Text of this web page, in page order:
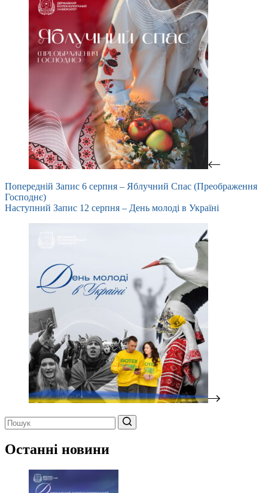
Попередній Запис 6 серпня – Яблучний Спас (Преображення
Господнє)
Наступний Запис 12 серпня – День молоді в Україні
результатів
Останні новини